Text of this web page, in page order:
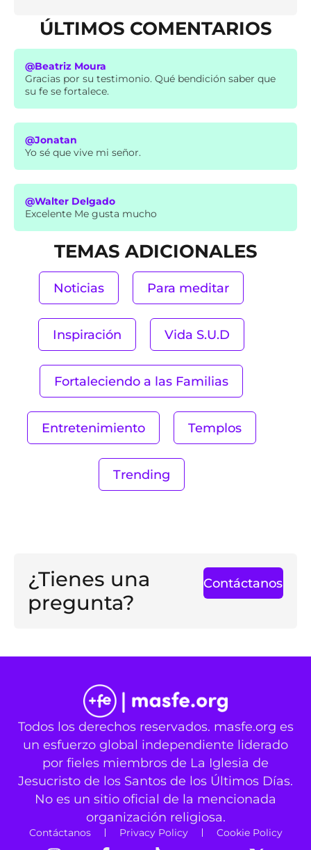
ÚLTIMOS COMENTARIOS
@Beatriz Moura
Gracias por su testimonio. Qué bendición saber que
su fe se fortalece.
@Jonatan
Yo sé que vive mi señor.
@Walter Delgado
Excelente Me gusta mucho
TEMAS ADICIONALES
Noticias Para meditar
Inspiración Vida S.U.D
Fortaleciendo a las Familias
Entretenimiento Templos
Trending
¿Tienes una
pregunta?
Contáctanos
Todos los derechos reservados. masfe.org es
un esfuerzo global independiente liderado
por fieles miembros de La Iglesia de
Jesucristo de los Santos de los Últimos Días.
No es un sitio oficial de la mencionada
organización religiosa.
Contáctanos Privacy Policy Cookie Policy